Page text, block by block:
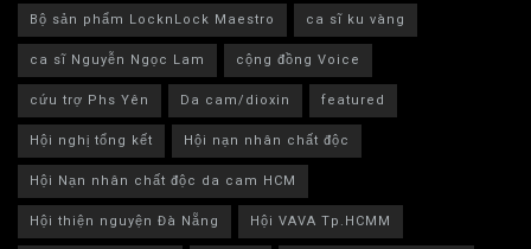
Bộ sản phẩm LocknLock Maestro
ca sĩ ku vàng
ca sĩ Nguyễn Ngọc Lam
cộng đồng Voice
cứu trợ Phs Yên
Da cam/dioxin
featured
Hội nghị tổng kết
Hội nạn nhân chất độc
Hội Nạn nhân chất độc da cam HCM
Hội thiện nguyện Đà Nẵng
Hội VAVA Tp.HCMM